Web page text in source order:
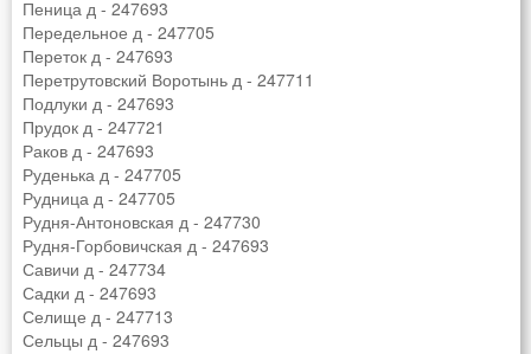
Пеница д - 247693
Передельное д - 247705
Переток д - 247693
Перетрутовский Воротынь д - 247711
Подлуки д - 247693
Прудок д - 247721
Раков д - 247693
Руденька д - 247705
Рудница д - 247705
Рудня-Антоновская д - 247730
Рудня-Горбовичская д - 247693
Савичи д - 247734
Садки д - 247693
Селище д - 247713
Сельцы д - 247693